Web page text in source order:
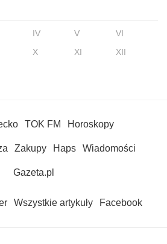
IV V
VI
X XI XII
TOK FM Horoskopy
Zakupy Haps Wiadomości
Gazeta.pl
Wszystkie artykuły Facebook